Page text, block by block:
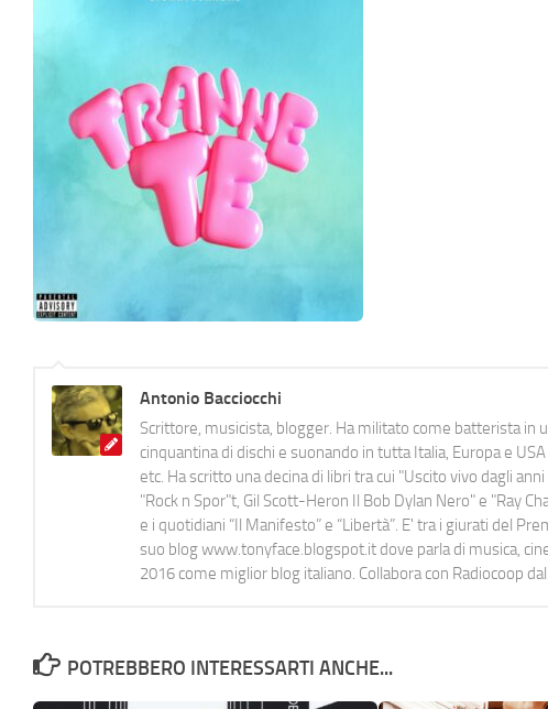
Antonio Bacciocchi
Scrittore, musicista, blogger. Ha militato come batterista in
cinquantina di dischi e suonando in tutta Italia, Europa e
etc. Ha scritto una decina di libri tra cui "Uscito vivo dagli
"Rock n Spor"t, Gil Scott-Heron Il Bob Dylan Nero" e "Ray
e i quotidiani “Il Manifesto” e “Libertà”. E' tra i giurati del
suo blog www.tonyface.blogspot.it dove parla di musica,
2016 come miglior blog italiano. Collabora con Radiocoop
POTREBBERO INTERESSARTI ANCHE...